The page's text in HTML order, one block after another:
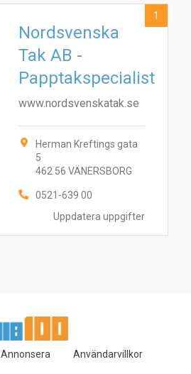
Uppdatera uppgifter
Nordsvenska
Tak AB -
Papptakspecialist
www.nordsvenskatak.se
Herman Kreftings gata
5
462 56 VÄNERSBORG
0521-639 00
1
Annonsera Användarvillkor